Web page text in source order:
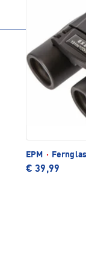
EPM · Fernglas
€ 39,99